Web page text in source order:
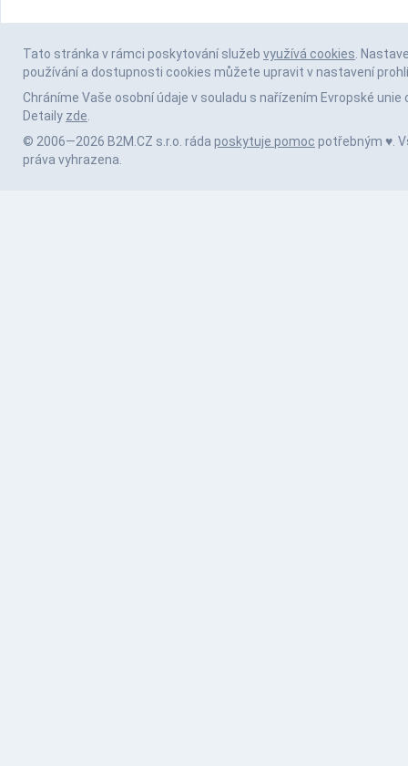
Tato stránka v rámci poskytování služeb využívá cookies.
používání a dostupnosti cookies můžete upravit v nastavení
Chráníme Vaše osobní údaje v souladu s nařízením Evropské unie
Detaily zde.
© 2006—2026 B2M.CZ s.r.o. ráda poskytuje pomoc potřebným ♥️.
práva vyhrazena.